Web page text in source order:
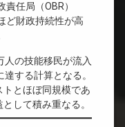
任局（OBR）
ど財政持続性が高
人の技能移民が流入
する計算となる。
とほぼ同規模であ
して積み重なる。